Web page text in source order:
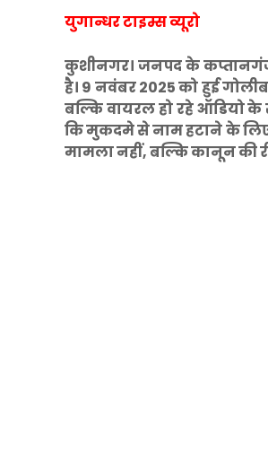
युगान्धर टाइम्स व्यूरो
कुशीनगर। जनपद के
है। 9 नवंबर 2025 को हुई
बल्कि वायरल हो रहे ऑडियो के
कि मुकदमे से नाम हटाने के लिए
मामला नहीं, बल्कि कानून की